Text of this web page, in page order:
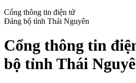
Cổng thông tin điện tử
Đảng bộ tỉnh Thái Nguyên
Cổng thông tin
bộ tỉnh Thái